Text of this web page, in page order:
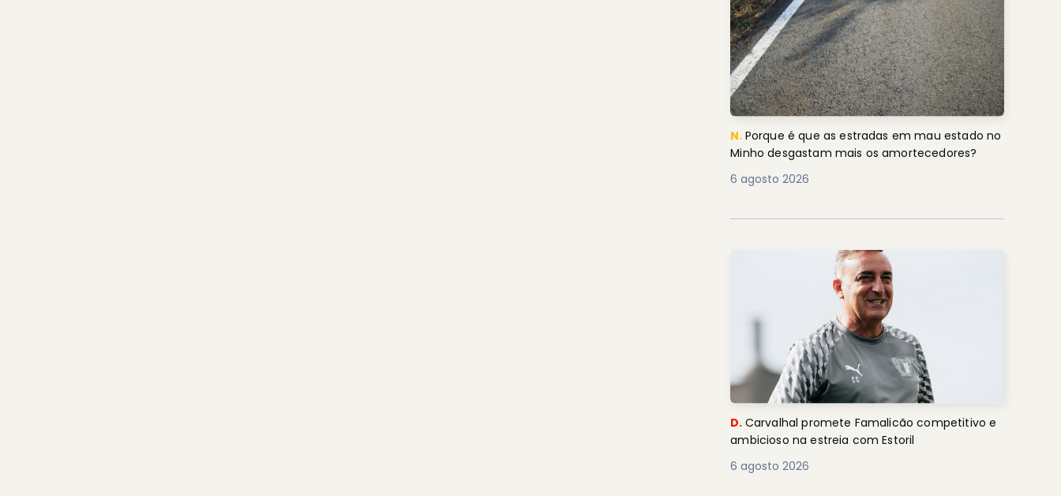
N. Porque é que as estradas em mau estado no
Minho desgastam mais os amortecedores?
6 agosto 2026
D. Carvalhal promete Famalicão competitivo e
ambicioso na estreia com Estoril
6 agosto 2026